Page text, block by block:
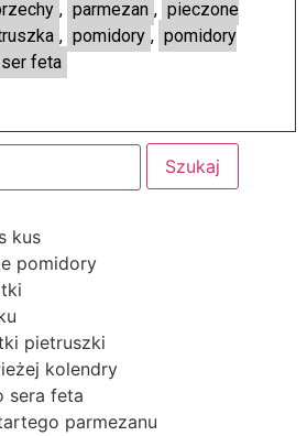
, parmezan , pieczone
, pomidory , pomidory
ser feta
kus
pomidory
pietruszki
kolendry
sera feta
parmezanu